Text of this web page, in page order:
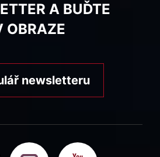
A BUĎTE
OBRAZE
newsletteru